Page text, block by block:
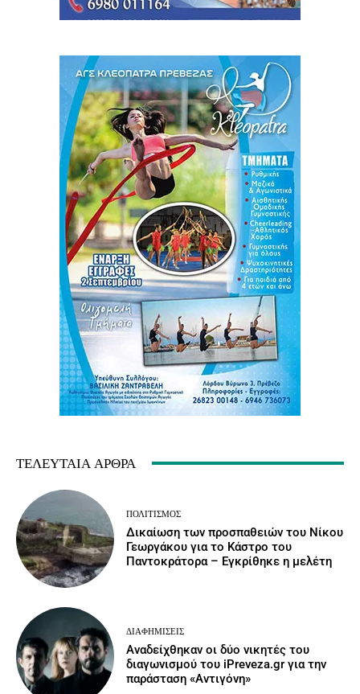
ΤΕΛΕΥΤΑΊΑ ΆΡΘΡΑ
ΠΟΛΙΤΙΣΜΌΣ
Δικαίωση των προσπαθειών του Νίκου
Γεωργάκου για το Κάστρο του
Παντοκράτορα – Εγκρίθηκε η μελέτη
ΔΙΑΦΗΜΊΣΕΙΣ
Αναδείχθηκαν οι δύο νικητές του
διαγωνισμού του iPreveza.gr για την
παράσταση «Αντιγόνη»